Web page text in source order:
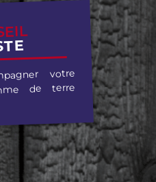
votre
de terre